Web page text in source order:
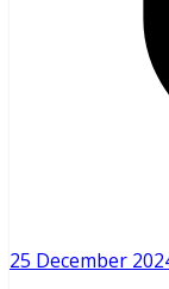
25 December